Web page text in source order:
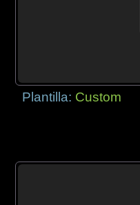
Plantilla: Custom